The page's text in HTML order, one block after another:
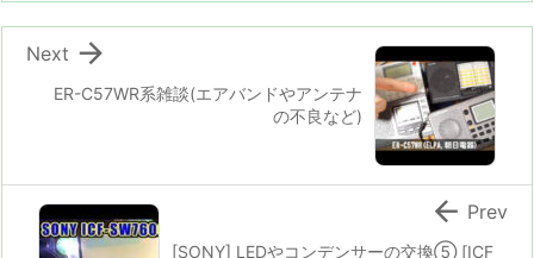
ER-C57WR系雑談(エアバンドやアンテナ
の不良など)

Next
[SONY] LEDやコンデンサーの交換⑤ [ICF
 Prev